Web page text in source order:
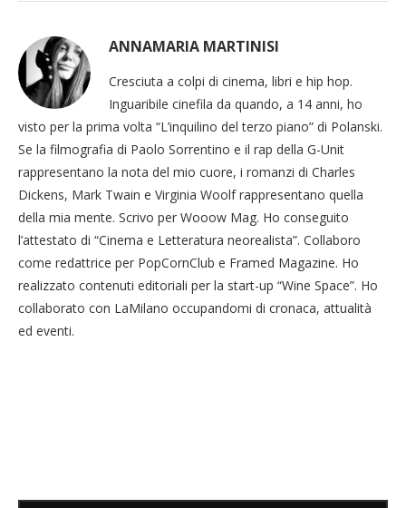
ANNAMARIA MARTINISI
Cresciuta a colpi di cinema, libri e hip hop.
Inguaribile cinefila da quando, a 14 anni, ho
visto per la prima volta “L’inquilino del terzo piano” di Polanski.
Se la filmografia di Paolo Sorrentino e il rap della G-Unit
rappresentano la nota del mio cuore, i romanzi di Charles
Dickens, Mark Twain e Virginia Woolf rappresentano quella
della mia mente. Scrivo per Wooow Mag. Ho conseguito
l’attestato di “Cinema e Letteratura neorealista”. Collaboro
come redattrice per PopCornClub e Framed Magazine. Ho
realizzato contenuti editoriali per la start-up “Wine Space”. Ho
collaborato con LaMilano occupandomi di cronaca, attualità
ed eventi.